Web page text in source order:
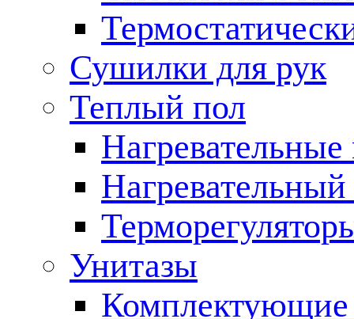
Сушилки для рук
Теплый пол
Нагревательный
Унитазы
Комплектующие